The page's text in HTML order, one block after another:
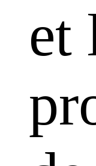
et